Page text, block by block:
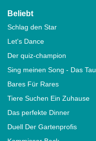
Beliebt
Schlag den Star
Let's Dance
Der quiz-champion
Sing meinen Song - Das
Bares Für Rares
Tiere Suchen Ein Zuhause
Das perfekte Dinner
Duell Der Gartenprofis